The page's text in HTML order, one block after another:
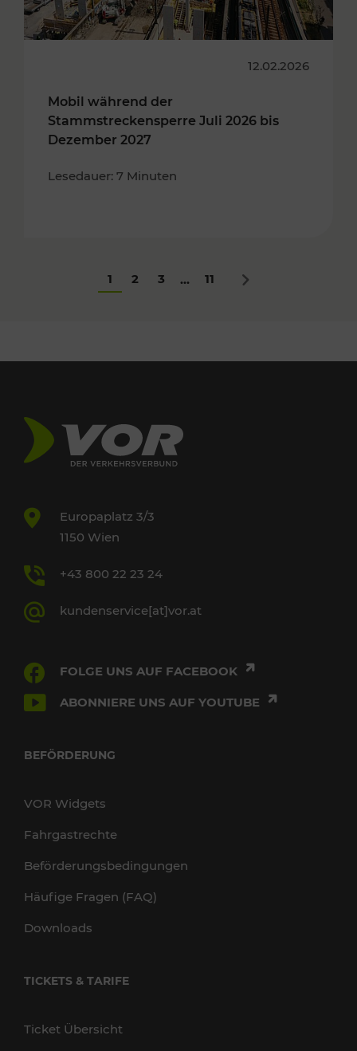
12.02.2026
Mobil während der
Stammstreckensperre Juli 2026 bis
Dezember 2027
Lesedauer: 7 Minuten
1 2 3 ... 11 Nächstes
Europaplatz 3/3
1150 Wien
+43 800 22 23 24
kundenservice[at]vor.at
FOLGE UNS AUF FACEBOOK
ABONNIERE UNS AUF YOUTUBE
BEFÖRDERUNG
VOR Widgets
Fahrgastrechte
Beförderungsbedingungen
Häufige Fragen (FAQ)
Downloads
TICKETS & TARIFE
Ticket Übersicht